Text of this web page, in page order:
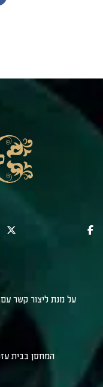
על מנת ליצור קשר
המחסן בבית